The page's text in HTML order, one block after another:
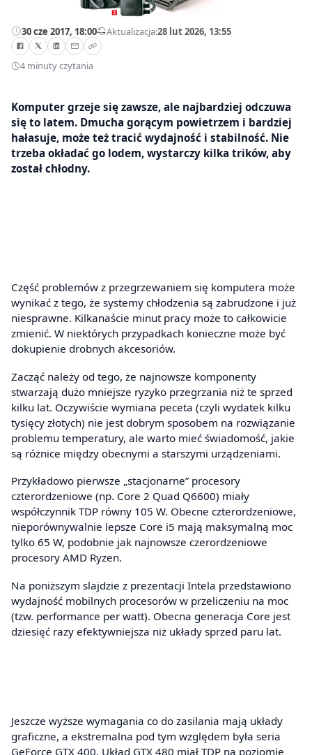
30 cze 2017, 18:00—Aktualizacja:28 lut 2026, 13:55
4 minuty czytania
Komputer grzeje się zawsze, ale najbardziej odczuwa
się to latem. Dmucha gorącym powietrzem i bardziej
hałasuje, może też tracić wydajność i stabilność. Nie
trzeba okładać go lodem, wystarczy kilka trików, aby
został chłodny.
Część problemów z przegrzewaniem się komputera może
wynikać z tego, że systemy chłodzenia są zabrudzone i już
niesprawne. Kilkanaście minut pracy może to całkowicie
zmienić. W niektórych przypadkach konieczne może być
dokupienie drobnych akcesoriów.
Zacząć należy od tego, że najnowsze komponenty
stwarzają dużo mniejsze ryzyko przegrzania niż te sprzed
kilku lat. Oczywiście wymiana peceta (czyli wydatek kilku
tysięcy złotych) nie jest dobrym sposobem na rozwiązanie
problemu temperatury, ale warto mieć świadomość, jakie
są różnice między obecnymi a starszymi urządzeniami.
Przykładowo pierwsze „stacjonarne” procesory
czterordzeniowe (np. Core 2 Quad Q6600) miały
współczynnik TDP równy 105 W. Obecne czterordzeniowe,
nieporównywalnie lepsze Core i5 mają maksymalną moc
tylko 65 W, podobnie jak najnowsze czerordzeniowe
procesory AMD Ryzen.
Na poniższym slajdzie z prezentacji Intela przedstawiono
wydajność mobilnych procesorów w przeliczeniu na moc
(tzw. performance per watt). Obecna generacja Core jest
dziesięć razy efektywniejsza niż układy sprzed paru lat.
Jeszcze wyższe wymagania co do zasilania mają układy
graficzne, a ekstremalna pod tym względem była seria
GeForce GTX 400. Układ GTX 480 miał TDP na poziomie